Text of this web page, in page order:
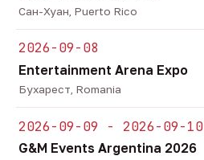
Сан-Хуан, Puerto Rico
2026-09-08
Entertainment Arena Expo
Бухарест, Romania
2026-09-09 - 2026-09-10
G&M Events Argentina 2026